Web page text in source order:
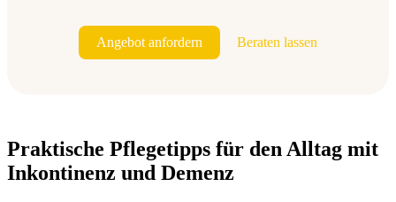
Angebot anfordern Beraten lassen
Praktische Pflegetipps für den Alltag mit
Inkontinenz und Demenz